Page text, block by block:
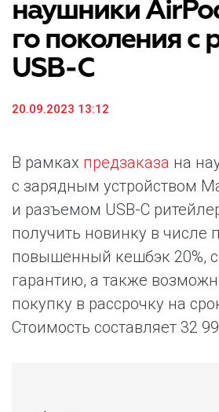
наушники
го поколения с
USB-C
20.09.2023 13:12
В рамках предзаказа на
с зарядным устройством
и разъемом USB-C
получить новинку в числе
повышенный кешбэк 20%,
гарантию, а также
покупку в рассрочку на
Стоимость составляет 32